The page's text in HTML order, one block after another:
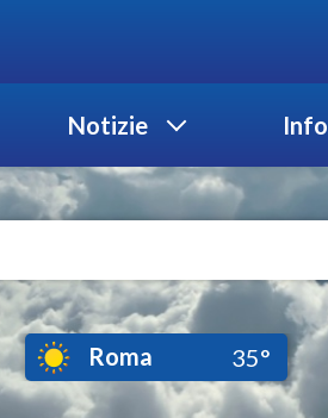
Notizie Info
Roma 35°